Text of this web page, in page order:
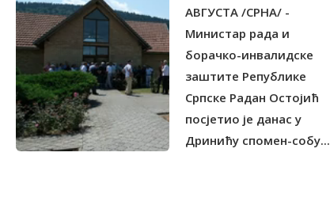
АВГУСТА /СРНА/ -
Министар рада и
борачко-инвалидске
заштите Републике
Српске Радан Остојић
посјетио је данас у
Дринићу спомен-собу...